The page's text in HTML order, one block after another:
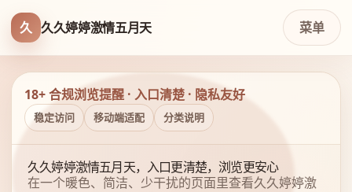
久 久久婷婷激情五月天 菜单
18+ 合规浏览提醒 · 入口清楚 · 隐私友好
稳定访问 移动端适配 分类说明
久久婷婷激情五月天，入口更清楚，浏览更安心
在一个暖色、简洁、少干扰的页面里查看久久婷婷激